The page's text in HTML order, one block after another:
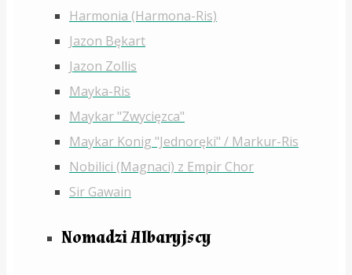
Harmonia (Harmona-Ris)
Jazon Bękart
Jazon Zollis
Mayka-Ris
Maykar "Zwycięzca"
Maykar Konig "Jednoręki" / Markur-Ris
Nobilici (Magnaci) z Empir Chor
Sir Gawain
Nomadzi Albaryjscy